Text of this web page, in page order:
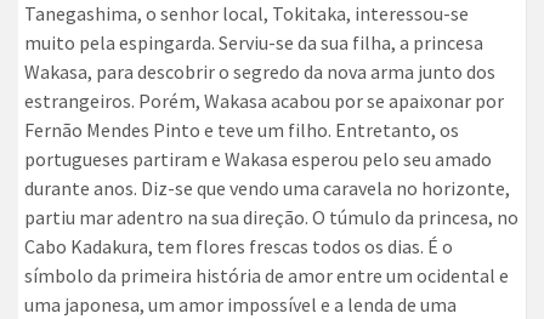
Tanegashima, o senhor local, Tokitaka, interessou-se
muito pela espingarda. Serviu-se da sua filha, a princesa
Wakasa, para descobrir o segredo da nova arma junto dos
estrangeiros. Porém, Wakasa acabou por se apaixonar por
Fernão Mendes Pinto e teve um filho. Entretanto, os
portugueses partiram e Wakasa esperou pelo seu amado
durante anos. Diz-se que vendo uma caravela no horizonte,
partiu mar adentro na sua direção. O túmulo da princesa, no
Cabo Kadakura, tem flores frescas todos os dias. É o
símbolo da primeira história de amor entre um ocidental e
uma japonesa, um amor impossível e a lenda de uma